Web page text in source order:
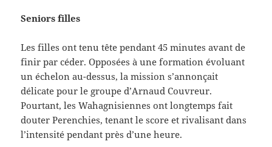
Seniors filles
Les filles ont tenu tête pendant 45 minutes avant de
finir par céder. Opposées à une formation évoluant
un échelon au-dessus, la mission s’annonçait
délicate pour le groupe d’Arnaud Couvreur.
Pourtant, les Wahagnisiennes ont longtemps fait
douter Perenchies, tenant le score et rivalisant dans
l’intensité pendant près d’une heure.